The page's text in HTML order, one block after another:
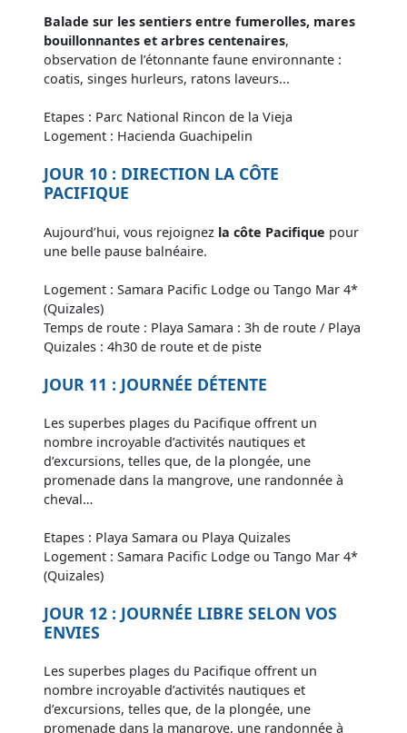
Balade sur les sentiers entre fumerolles, mares
bouillonnantes et arbres centenaires,
observation de l’étonnante faune environnante :
coatis, singes hurleurs, ratons laveurs...
Etapes : Parc National Rincon de la Vieja
Logement : Hacienda Guachipelin
JOUR 10 : DIRECTION LA CÔTE
PACIFIQUE
Aujourd’hui, vous rejoignez la côte Pacifique pour
une belle pause balnéaire.
Logement : Samara Pacific Lodge ou Tango Mar 4*
(Quizales)
Temps de route : Playa Samara : 3h de route / Playa
Quizales : 4h30 de route et de piste
JOUR 11 : JOURNÉE DÉTENTE
Les superbes plages du Pacifique offrent un
nombre incroyable d’activités nautiques et
d’excursions, telles que, de la plongée, une
promenade dans la mangrove, une randonnée à
cheval…
Etapes : Playa Samara ou Playa Quizales
Logement : Samara Pacific Lodge ou Tango Mar 4*
(Quizales)
JOUR 12 : JOURNÉE LIBRE SELON VOS
ENVIES
Les superbes plages du Pacifique offrent un
nombre incroyable d’activités nautiques et
d’excursions, telles que, de la plongée, une
promenade dans la mangrove, une randonnée à